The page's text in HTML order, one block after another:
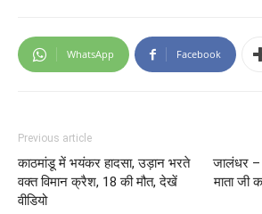
WhatsApp Facebook
Previous article
काठमांडू में भयंकर हादसा, उड़ान भरते
वक्त विमान क्रैश, 18 की मौत, देखें
वीडियो
जालंधर –
माता जी